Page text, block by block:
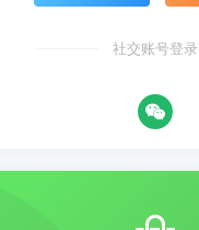
社交账号登录